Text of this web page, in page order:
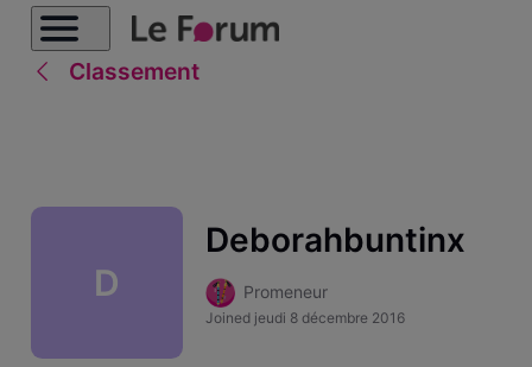
Classement
D
Deborahbuntinx
Promeneur
Joined jeudi 8 décembre 2016